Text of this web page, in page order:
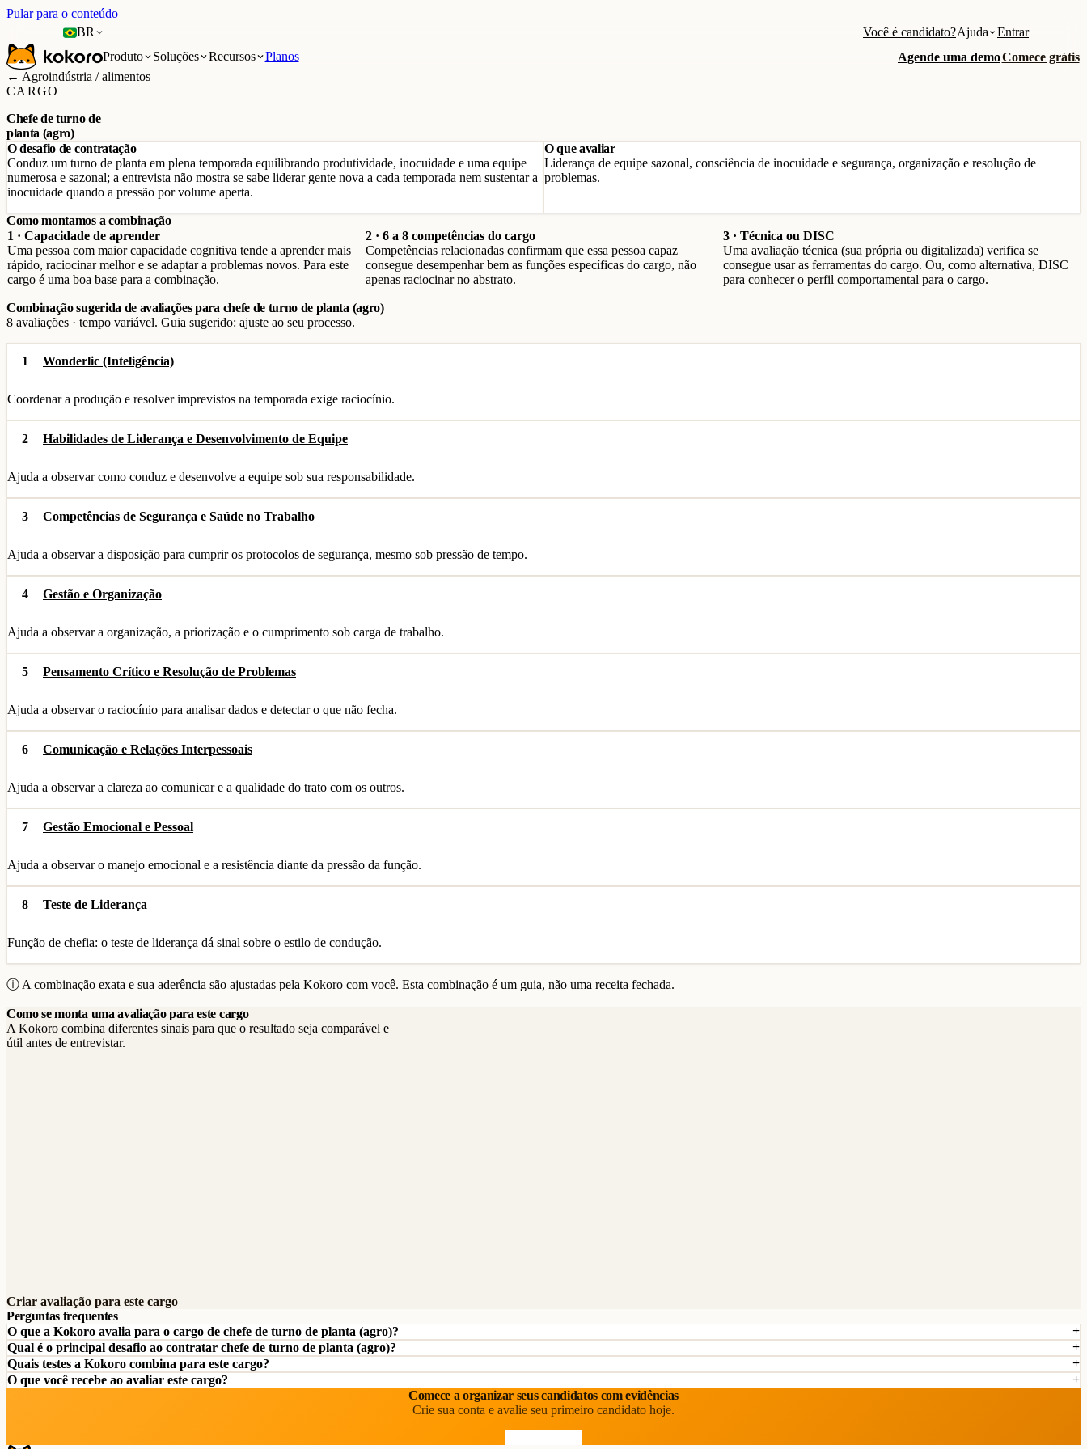
Pular para o conteúdo
BR
Você é candidato?Ajuda
Entrar
Produto
Soluções Recursos Planos Agende uma demoComece grátis
← Agroindústria / alimentos
CARGO
Chefe de turno de
planta (agro)
O desafio de contratação
Conduz um turno de planta em plena temporada equilibrando produtividade, inocuidade e uma equipe
numerosa e sazonal; a entrevista não mostra se sabe liderar gente nova a cada temporada nem sustentar a
inocuidade quando a pressão por volume aperta.
O que avaliar
Liderança de equipe sazonal, consciência de inocuidade e segurança, organização e resolução de
problemas.
Como montamos a combinação
1 · Capacidade de aprender
Uma pessoa com maior capacidade cognitiva tende a aprender mais
rápido, raciocinar melhor e se adaptar a problemas novos. Para este
cargo é uma boa base para a combinação.
2 · 6 a 8 competências do cargo
Competências relacionadas confirmam que essa pessoa capaz
consegue desempenhar bem as funções específicas do cargo, não
apenas raciocinar no abstrato.
3 · Técnica ou DISC
Uma avaliação técnica (sua própria ou digitalizada) verifica se
consegue usar as ferramentas do cargo. Ou, como alternativa, DISC
para conhecer o perfil comportamental para o cargo.
Combinação sugerida de avaliações para chefe de turno de planta (agro)
8 avaliações · tempo variável. Guia sugerido: ajuste ao seu processo.
1 Wonderlic (Inteligência)
Coordenar a produção e resolver imprevistos na temporada exige raciocínio.
2 Habilidades de Liderança e Desenvolvimento de Equipe
Ajuda a observar como conduz e desenvolve a equipe sob sua responsabilidade.
3 Competências de Segurança e Saúde no Trabalho
Ajuda a observar a disposição para cumprir os protocolos de segurança, mesmo sob pressão de tempo.
4 Gestão e Organização
Ajuda a observar a organização, a priorização e o cumprimento sob carga de trabalho.
5 Pensamento Crítico e Resolução de Problemas
Ajuda a observar o raciocínio para analisar dados e detectar o que não fecha.
6 Comunicação e Relações Interpessoais
Ajuda a observar a clareza ao comunicar e a qualidade do trato com os outros.
7 Gestão Emocional e Pessoal
Ajuda a observar o manejo emocional e a resistência diante da pressão da função.
8 Teste de Liderança
Função de chefia: o teste de liderança dá sinal sobre o estilo de condução.
ⓘ A combinação exata e sua aderência são ajustadas pela Kokoro com você. Esta combinação é um guia, não uma receita fechada.
Como se monta uma avaliação para este cargo
A Kokoro combina diferentes sinais para que o resultado seja comparável e
útil antes de entrevistar.
Criar avaliação para este cargo
Perguntas frequentes
O que a Kokoro avalia para o cargo de chefe de turno de planta (agro)?
Qual é o principal desafio ao contratar chefe de turno de planta (agro)?
Quais testes a Kokoro combina para este cargo?
O que você recebe ao avaliar este cargo?
Comece a organizar seus candidatos com evidências
Crie sua conta e avalie seu primeiro candidato hoje.